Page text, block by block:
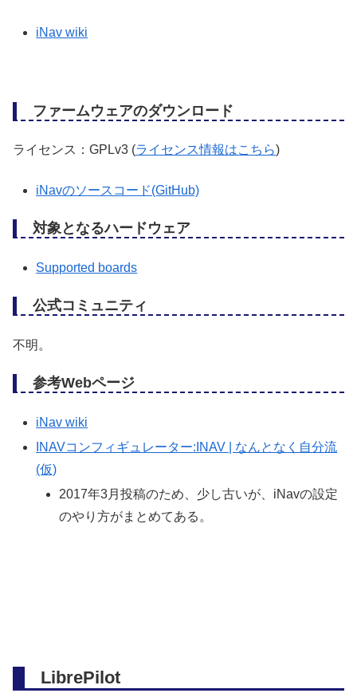
iNav wiki
ファームウェアのダウンロード
ライセンス：GPLv3 (ライセンス情報はこちら)
iNavのソースコード(GitHub)
対象となるハードウェア
Supported boards
公式コミュニティ
不明。
参考Webページ
iNav wiki
INAVコンフィギュレーター:INAV | なんとなく自分流
(仮)
2017年3月投稿のため、少し古いが、iNavの設定
のやり方がまとめてある。
LibrePilot